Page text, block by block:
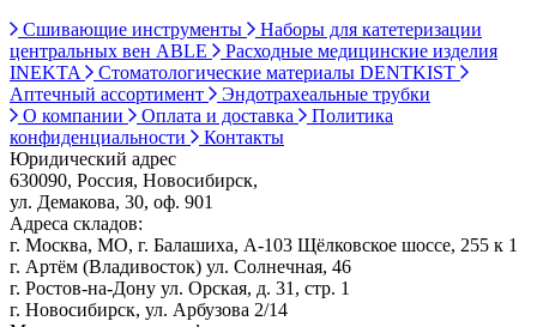
Сшивающие инструменты
Наборы для катетеризации
центральных вен ABLE
Расходные медицинские изделия
INEKTA
Стоматологические материалы DENTKIST
Аптечный ассортимент
Эндотрахеальные трубки
О компании
Оплата и доставка
Политика
конфиденциальности
Контакты
Юридический адрес
630090, Россия, Новосибирск,
ул. Демакова, 30, оф. 901
Адреса складов:
г. Москва, МО, г. Балашиха, А-103 Щёлковское шоссе, 255 к 1
г. Артём (Владивосток) ул. Солнечная, 46
г. Ростов-на-Дону ул. Орская, д. 31, стр. 1
г. Новосибирск, ул. Арбузова 2/14